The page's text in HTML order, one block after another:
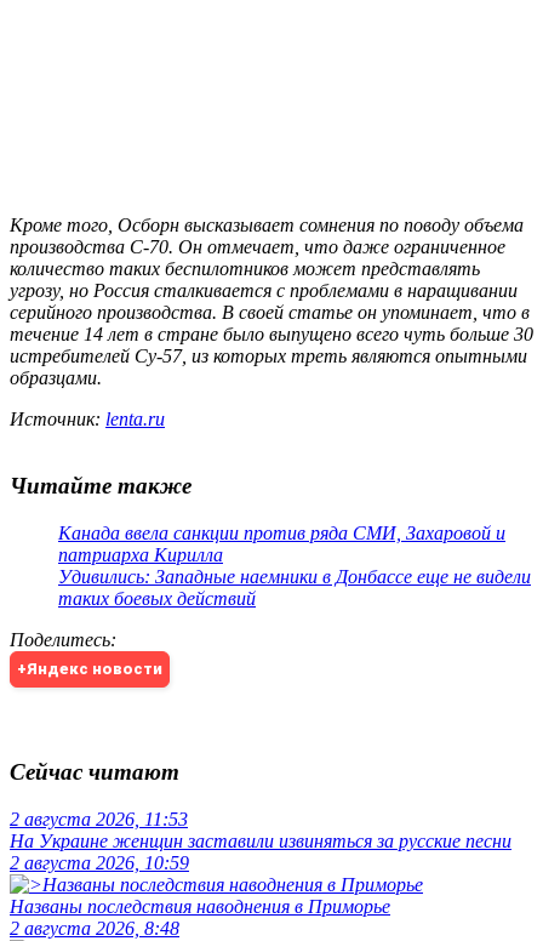
Кроме того, Осборн высказывает сомнения по поводу объема
производства С-70. Он отмечает, что даже ограниченное
количество таких беспилотников может представлять
угрозу, но Россия сталкивается с проблемами в наращивании
серийного производства. В своей статье он упоминает, что в
течение 14 лет в стране было выпущено всего чуть больше 30
истребителей Су-57, из которых треть являются опытными
образцами.
Источник: lenta.ru
Читайте также
Канада ввела санкции против ряда СМИ, Захаровой и
патриарха Кирилла
Удивились: Западные наемники в Донбассе еще не видели
таких боевых действий
Поделитесь:
+Яндекс новости
Сейчас читают
2 августа 2026, 11:53
На Украине женщин заставили извиняться за русские песни
2 августа 2026, 10:59
Названы последствия наводнения в Приморье
2 августа 2026, 8:48